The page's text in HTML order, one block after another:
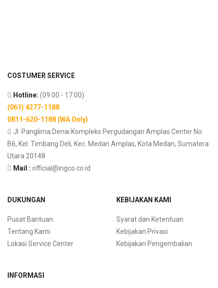
COSTUMER SERVICE
Hotline: (09.00 - 17.00)
(061) 4277-1188
0811-620-1188 (WA Only)
Jl. Panglima Denai Kompleks Pergudangan Amplas Center No.
B6, Kel. Timbang Deli, Kec. Medan Amplas, Kota Medan, Sumatera
Utara 20148
Mail : official@ingco.co.id
DUKUNGAN
Pusat Bantuan
Tentang Kami
Lokasi Service Center
KEBIJAKAN KAMI
Syarat dan Ketentuan
Kebijakan Privasi
Kebijakan Pengembalian
INFORMASI